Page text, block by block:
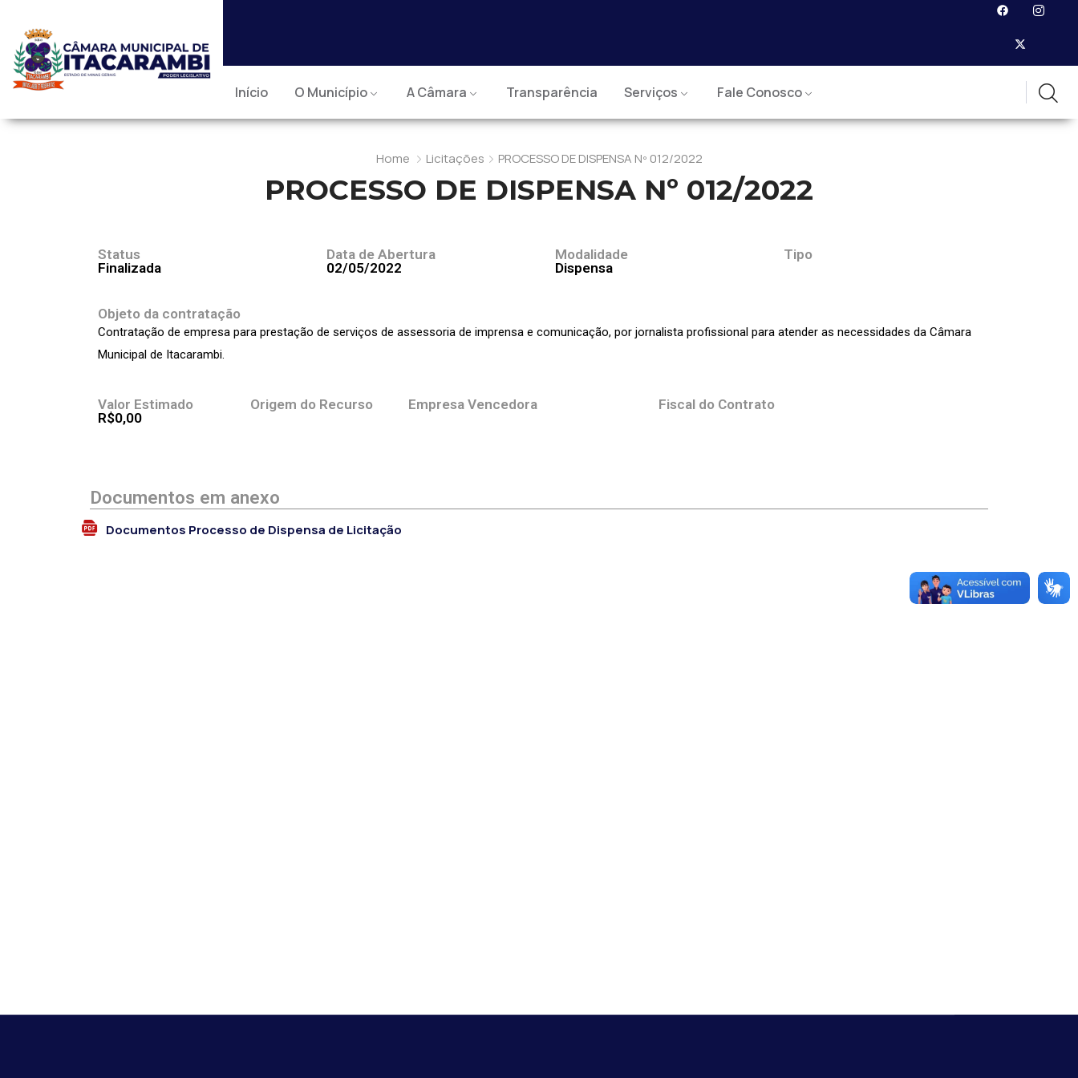
Início O Município A Câmara Transparência Serviços Fale Conosco
Home Licitações PROCESSO DE DISPENSA Nº 012/2022
PROCESSO DE DISPENSA Nº 012/2022
Status
Finalizada
Data de Abertura
02/05/2022
Modalidade
Dispensa
Tipo
Objeto da contratação
Contratação de empresa para prestação de serviços de assessoria de imprensa e comunicação, por jornalista profissional para atender as necessidades da Câmara
Municipal de Itacarambi.
Valor Estimado
R$0,00
Origem do Recurso Empresa Vencedora Fiscal do Contrato
Documentos em anexo
Documentos Processo de Dispensa de Licitação